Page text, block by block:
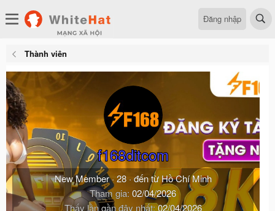
Đăng nhập
Thành viên
f168ditcom
New Member· 28 · đến từ Hồ Chí Minh
Tham gia 02/04/2026
Thấy lần gần đây nhất 02/04/2026